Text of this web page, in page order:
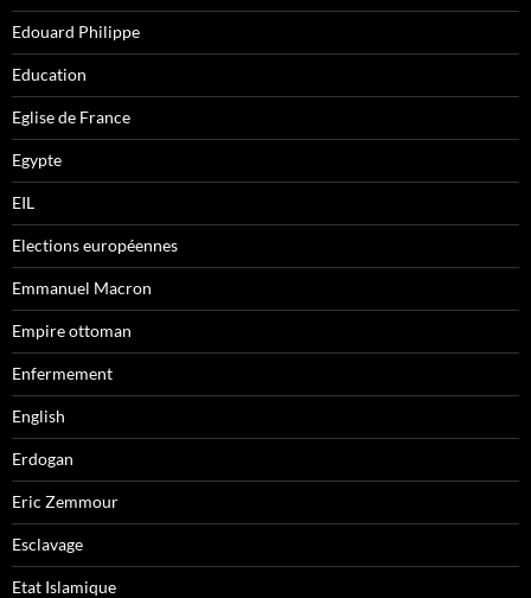
Edouard Philippe
Education
Eglise de France
Egypte
EIL
Elections européennes
Emmanuel Macron
Empire ottoman
Enfermement
English
Erdogan
Eric Zemmour
Esclavage
Etat Islamique